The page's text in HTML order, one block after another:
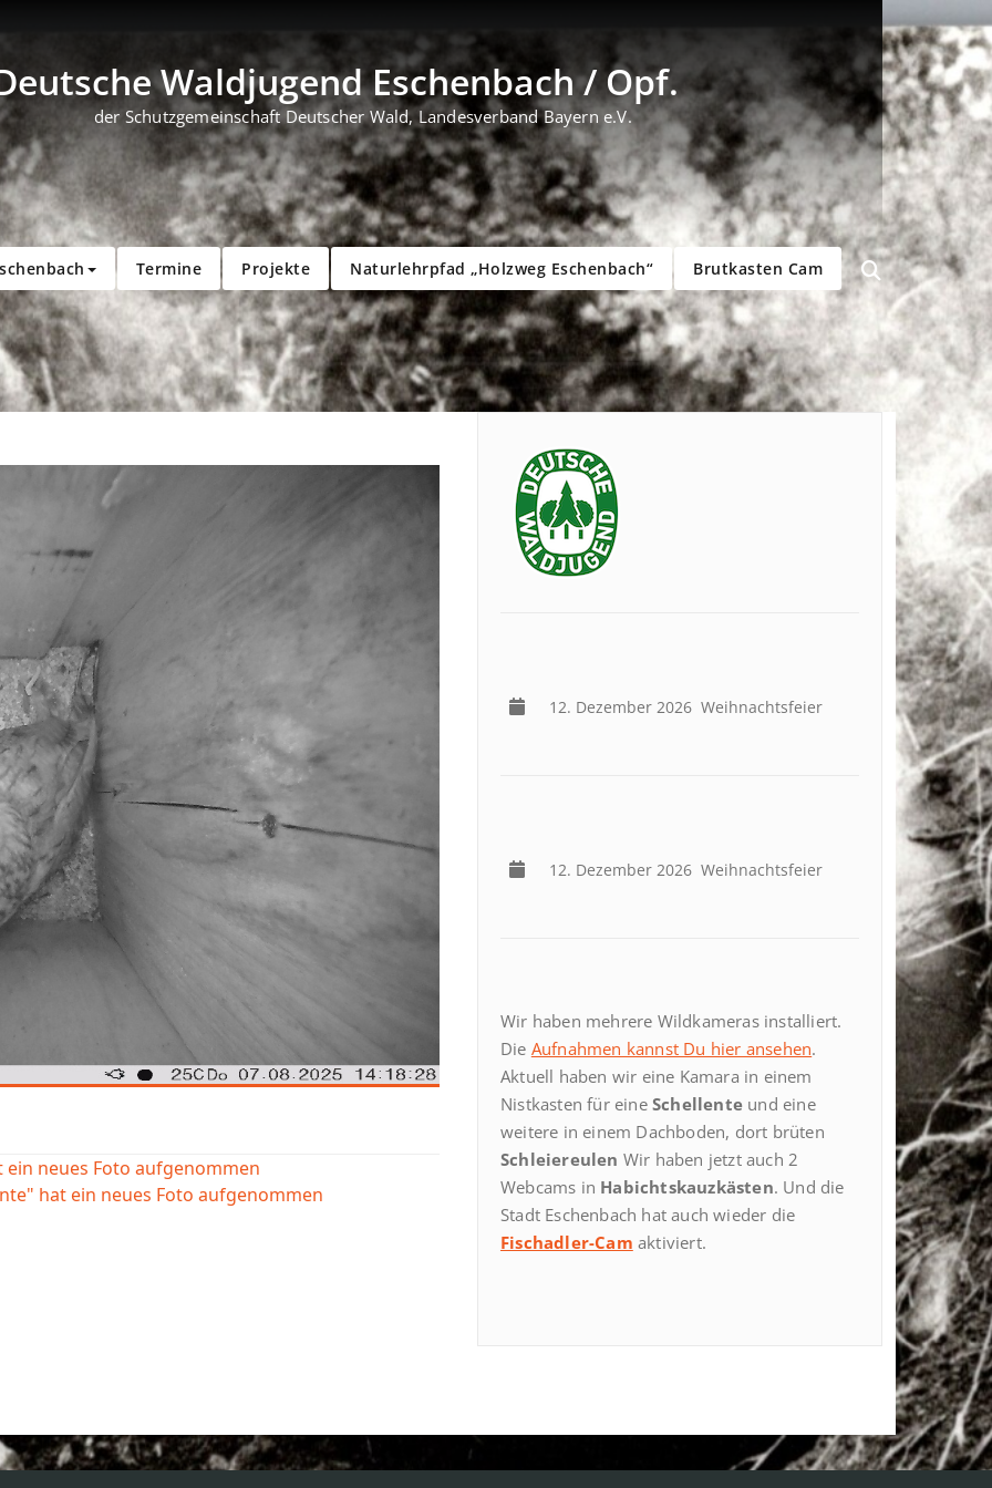
Waldjugend Eschenbach / Opf.
der Schutzgemeinschaft Deutscher Wald, Landesverband Bayern e.V.
Termine Projekte Naturlehrpfad „Holzweg Eschenbach“ Brutkasten Cam
ein neues Foto aufgenommen
hat ein neues Foto aufgenommen
12. Dezember 2026 Weihnachtsfeier
12. Dezember 2026 Weihnachtsfeier
Wir haben mehrere Wildkameras installiert.
Die Aufnahmen kannst Du hier ansehen.
Aktuell haben wir eine Kamara in einem
Nistkasten für eine Schellente und eine
weitere in einem Dachboden, dort brüten
Schleiereulen Wir haben jetzt auch 2
Webcams in Habichtskauzkästen. Und die
Stadt Eschenbach hat auch wieder die
Fischadler-Cam aktiviert.